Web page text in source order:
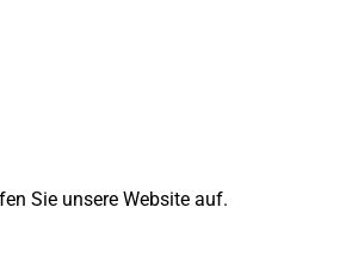
Sie unsere Website auf.